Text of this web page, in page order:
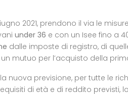
2021, prendono il via le
under 36 e con un Isee fino a
dalle imposte di registro, di
mutuo per l’acquisto della
nuova previsione, per tutte le
di età e di reddito previsti,